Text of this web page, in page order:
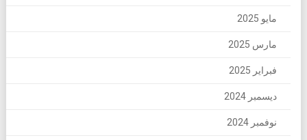
مايو 2025
مارس 2025
فبراير 2025
ديسمبر 2024
نوفمبر 2024